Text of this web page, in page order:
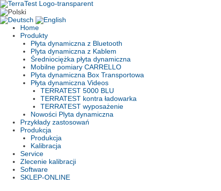
Skip
to
content
Home
Produkty
Płyta dynamiczna z Bluetooth
Plyta dynamiczna z Kablem
Średniociężka płyta dynamiczna
Mobilne pomiary CARRELLO
Plyta dynamiczna Box Transportowa
Płyta dynamiczna Videos
TERRATEST 5000 BLU
TERRATEST kontra ładowarka
TERRATEST wyposażenie
Nowości Plyta dynamiczna
Przykłady zastosowań
Produkcja
Produkcja
Kalibracja
Service
Zlecenie kalibracji
Software
SKLEP-ONLINE